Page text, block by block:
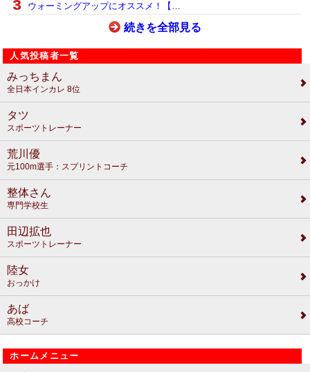
ウォーミングアップにオススメ！【…
続きを全部見る
人気投稿者一覧
みっちまん
全日本インカレ 8位
タツ
スポーツトレーナー
荒川優
元100m選手：スプリントコーチ
整体さん
専門学校生
田辺拡也
スポーツトレーナー
陸女
おっかけ
あば
高校コーチ
ホームメニュー